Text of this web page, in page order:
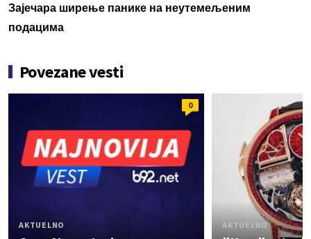
Зајечара ширење панике на неутемељеним
подацима
Povezane vesti
0
AKTUELNO AKTUELNO